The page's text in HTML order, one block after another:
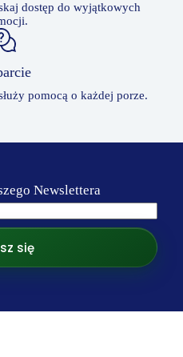
dostęp do wyjątkowych
pomocą o każdej porze.
Newslettera
się